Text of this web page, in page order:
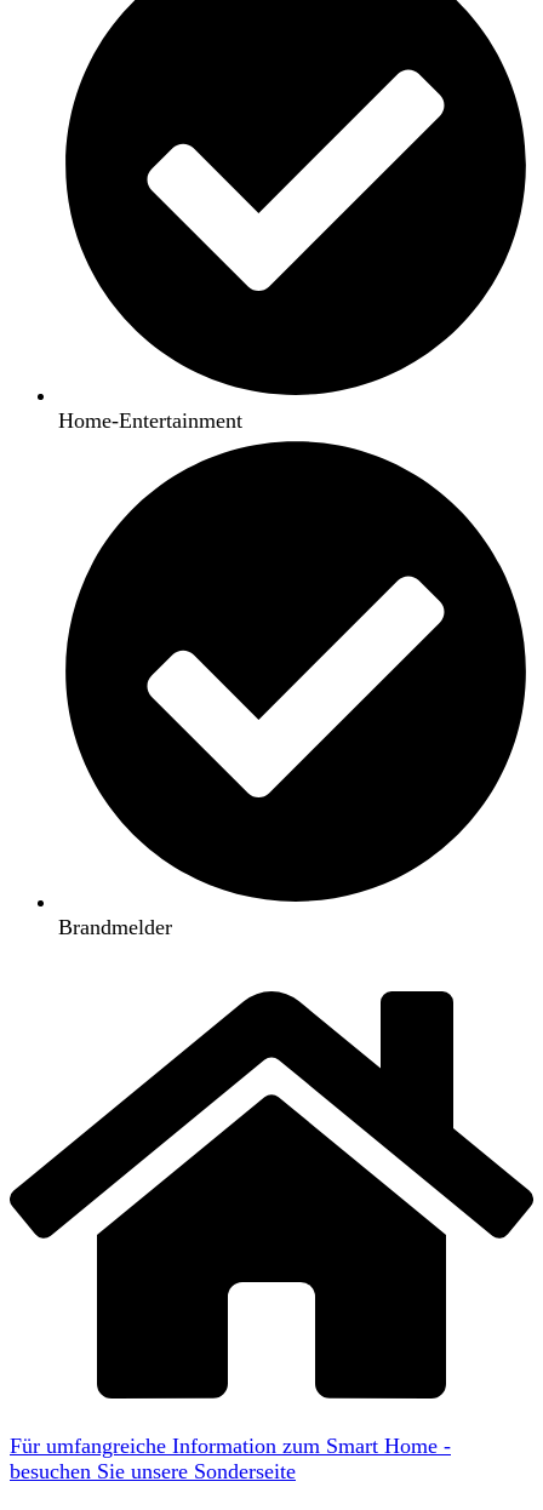
Home-Entertainment
Brandmelder
Für umfangreiche Information zum Smart Home -
besuchen Sie unsere Sonderseite